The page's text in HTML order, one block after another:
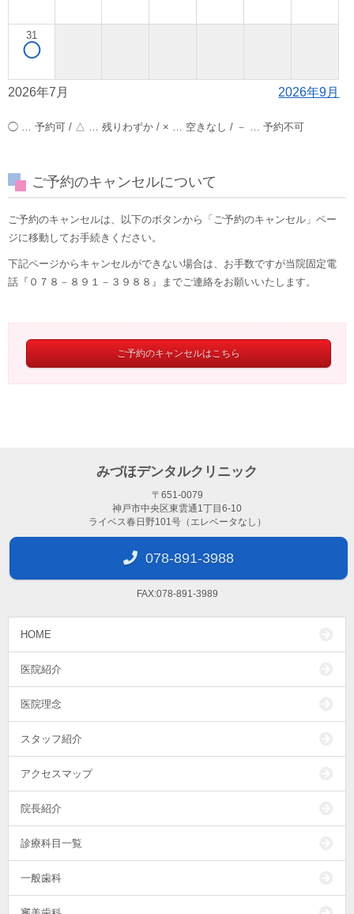
31
◯
2026年7月 2026年9月
◯ … 予約可 / △ … 残りわずか / × … 空きなし / － … 予約不可
ご予約のキャンセルについて
ご予約のキャンセルは、以下のボタンから「ご予約のキャンセル」ペー
ジに移動してお手続きください。
下記ページからキャンセルができない場合は、お手数ですが当院固定電
話『０７８－８９１－３９８８』までご連絡をお願いいたします。
ご予約のキャンセルはこちら
みづほデンタルクリニック
〒651-0079
神戸市中央区東雲通1丁目6-10
ライベス春日野101号（エレベータなし）
078-891-3988
FAX:078-891-3989
HOME
医院紹介
医院理念
スタッフ紹介
アクセスマップ
院長紹介
診療科目一覧
一般歯科